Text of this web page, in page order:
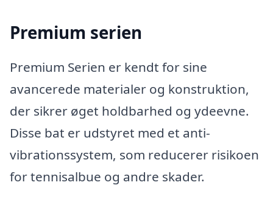
Premium serien
Premium Serien er kendt for sine
avancerede materialer og konstruktion,
der sikrer øget holdbarhed og ydeevne.
Disse bat er udstyret med et anti-
vibrationssystem, som reducerer risikoen
for tennisalbue og andre skader.